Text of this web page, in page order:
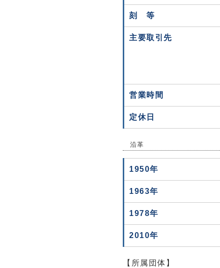
刻 等
主要取引先
営業時間
定休日
沿革
1950年
1963年
1978年
2010年
【所属団体】